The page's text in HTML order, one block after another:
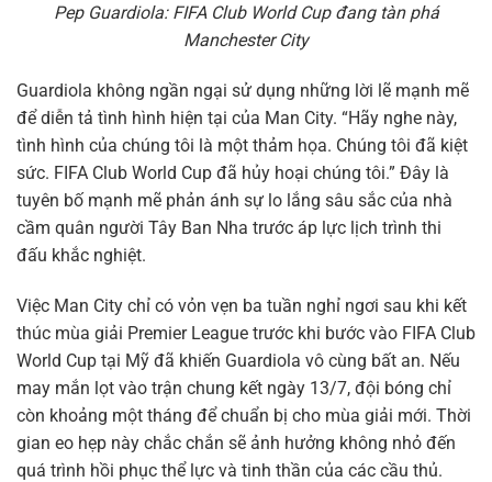
Pep Guardiola: FIFA Club World Cup đang tàn phá
Manchester City
Guardiola không ngần ngại sử dụng những lời lẽ mạnh mẽ
để diễn tả tình hình hiện tại của Man City. “Hãy nghe này,
tình hình của chúng tôi là một thảm họa. Chúng tôi đã kiệt
sức. FIFA Club World Cup đã hủy hoại chúng tôi.” Đây là
tuyên bố mạnh mẽ phản ánh sự lo lắng sâu sắc của nhà
cầm quân người Tây Ban Nha trước áp lực lịch trình thi
đấu khắc nghiệt.
Việc Man City chỉ có vỏn vẹn ba tuần nghỉ ngơi sau khi kết
thúc mùa giải Premier League trước khi bước vào FIFA Club
World Cup tại Mỹ đã khiến Guardiola vô cùng bất an. Nếu
may mắn lọt vào trận chung kết ngày 13/7, đội bóng chỉ
còn khoảng một tháng để chuẩn bị cho mùa giải mới. Thời
gian eo hẹp này chắc chắn sẽ ảnh hưởng không nhỏ đến
quá trình hồi phục thể lực và tinh thần của các cầu thủ.